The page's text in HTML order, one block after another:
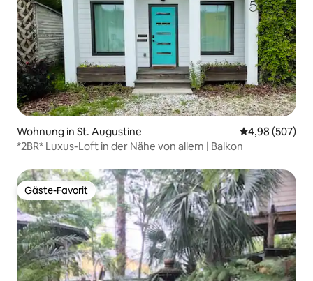
Wohnung in St. Augustine
4,98 (507)
*2BR* Luxus-Loft in der Nähe von allem | Balkon
Gäste-Favorit
Gäste-Favorit